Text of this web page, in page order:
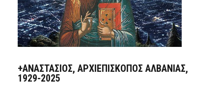
+ΑΝΑΣΤΆΣΙΟΣ, ΑΡΧΙΕΠΊΣΚΟΠΟΣ ΑΛΒΑΝΊΑΣ,
1929-2025